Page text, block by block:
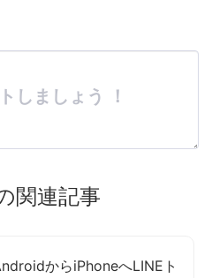
しましょう ！
関連記事
からiPhoneへLINEト